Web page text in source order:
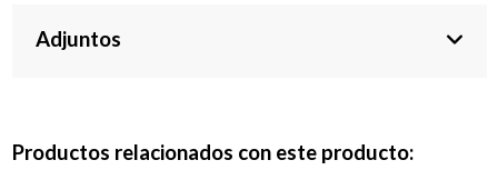
Adjuntos
Productos relacionados con este producto: